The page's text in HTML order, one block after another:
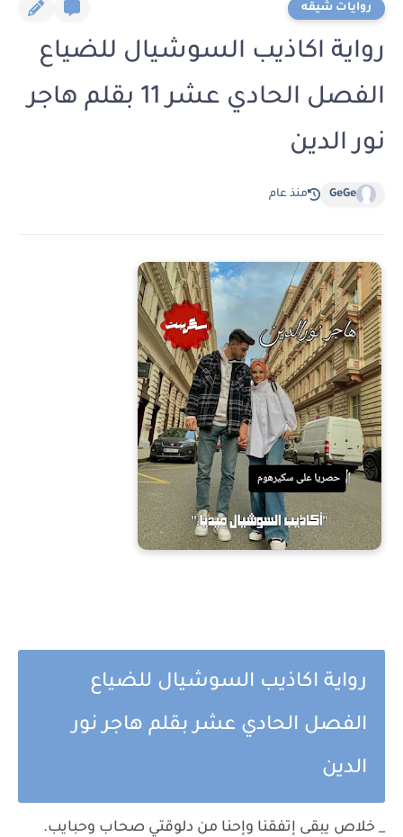
روايات شيقه
رواية اكاذيب السوشيال للضياع
الفصل الحادي عشر 11 بقلم هاجر
نور الدين
GeGe منذ عام
رواية اكاذيب السوشيال للضياع
الفصل الحادي عشر بقلم هاجر نور
الدين
_ خلاص يبقى إتفقنا وإحنا من دلوقتي صحاب وحبايب.